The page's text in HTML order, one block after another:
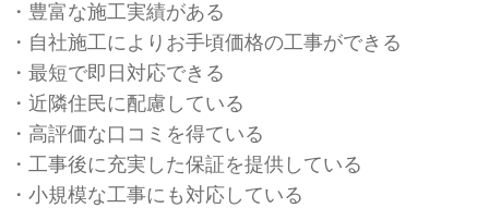
・豊富な施工実績がある
・自社施工によりお手頃価格の工事ができる
・最短で即日対応できる
・近隣住民に配慮している
・高評価な口コミを得ている
・工事後に充実した保証を提供している
・小規模な工事にも対応している